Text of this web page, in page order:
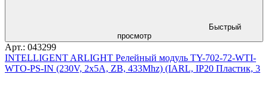
Быстрый
просмотр
Арт.: 043299
INTELLIGENT ARLIGHT Релейный модуль TY-702-72-WTI-
WTO-PS-IN (230V, 2x5A, ZB, 433Mhz) (IARL, IP20 Пластик, 3